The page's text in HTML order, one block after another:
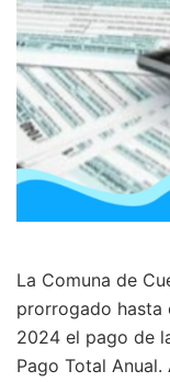
La Comuna de
prorrogado hasta
2024 el pago de
Pago Total